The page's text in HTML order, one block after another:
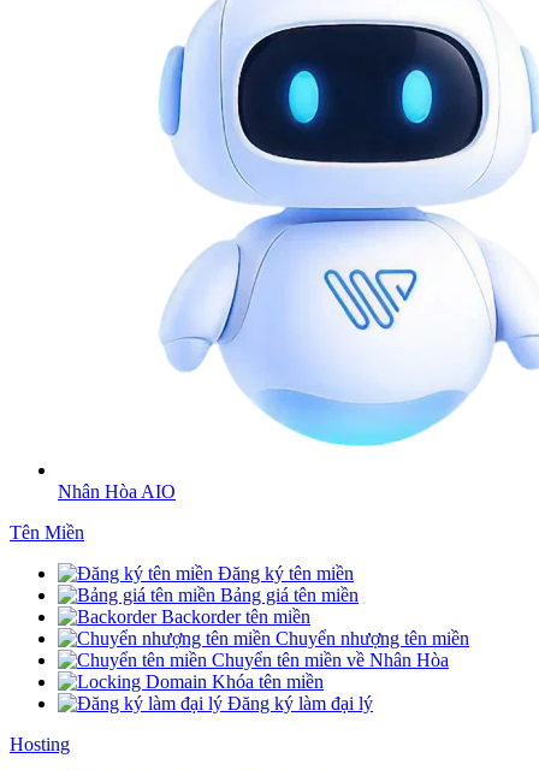
Nhân Hòa AIO
Tên Miền
Đăng ký tên miền
Bảng giá tên miền
Backorder tên miền
Chuyển nhượng tên miền
Chuyển tên miền về Nhân Hòa
Khóa tên miền
Đăng ký làm đại lý
Hosting